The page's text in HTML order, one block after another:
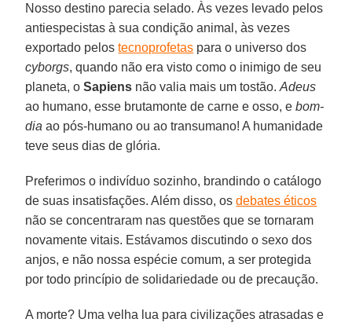
Nosso destino parecia selado. Às vezes levado pelos
antiespecistas à sua condição animal, às vezes
exportado pelostecnoprofetas para o universo dos
cyborgs, quando não era visto como o inimigo de seu
planeta, oSapiens não valia mais um tostão.Adeus
ao humano, esse brutamonte de carne e osso, ebom-
dia ao pós-humano ou ao transumano! A humanidade
teve seus dias de glória.
Preferimos o indivíduo sozinho, brandindo o catálogo
de suas insatisfações. Além disso, osdebates éticos
não se concentraram nas questões que se tornaram
novamente vitais. Estávamos discutindo o sexo dos
anjos, e não nossa espécie comum, a ser protegida
por todo princípio de solidariedade ou de precaução.
A morte? Uma velha lua para civilizações atrasadas e